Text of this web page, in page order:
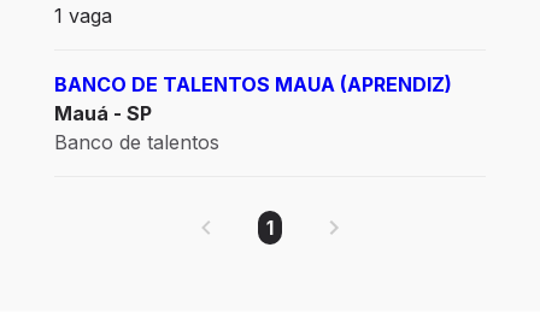
1 vaga encontrada para 0 filtros aplicados
1 vaga
BANCO DE TALENTOS MAUA (APRENDIZ)
Mauá - SP
Banco de talentos
1